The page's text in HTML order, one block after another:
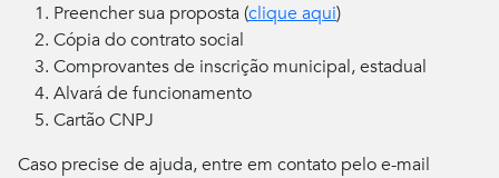
Preencher sua proposta (clique aqui)
Cópia do contrato social
Comprovantes de inscrição municipal, estadual
Alvará de funcionamento
Cartão CNPJ
Caso precise de ajuda, entre em contato pelo e-mail